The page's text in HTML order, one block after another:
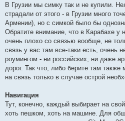
В Грузии мы симку так и не купили.
страдали от этого - в Грузии много
Армении), но с симкой было бы
Обратите внимание, что в Карабахе у
очень плохо со связью вообще, не
связь у вас там все-таки есть, очень
роумингом - ни российских, ни даже
дорог. Так что, либо берите там
на связь только в случае острой
Навигация
Тут, конечно, каждый выбирает на
хоть пешком, хоть на машине. Для